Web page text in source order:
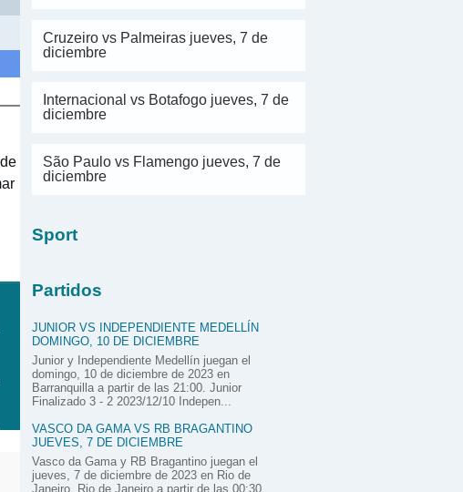
Cruzeiro vs Palmeiras jueves, 7 de
diciembre
Internacional vs Botafogo jueves, 7 de
diciembre
São Paulo vs Flamengo jueves, 7 de
diciembre
Sport
Partidos
JUNIOR VS INDEPENDIENTE MEDELLÍN
DOMINGO, 10 DE DICIEMBRE
Junior y Independiente Medellín juegan el
domingo, 10 de diciembre de 2023 en
Barranquilla a partir de las 21:00. Junior
Finalizado 3 - 2 2023/12/10 Indepen...
VASCO DA GAMA VS RB BRAGANTINO
JUEVES, 7 DE DICIEMBRE
Vasco da Gama y RB Bragantino juegan el
jueves, 7 de diciembre de 2023 en Rio de
Janeiro, Rio de Janeiro a partir de las 00:30.